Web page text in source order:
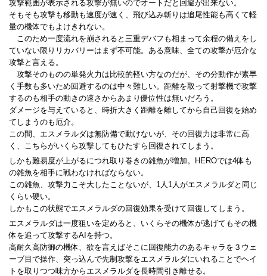
攻撃範囲が表示される攻撃が無いのでオートだと回避が出来ない。
そもそも攻撃も移動も速度が速く、飛び込み斬りは追尾性能も高くて軽
量の機体でもよけきれない。
このため一度流れを崩されると三重デバフも相まって余程の備えをし
ていない限りリカバリーはまず不可能。ある意味、全ての攻撃が厄介な
攻撃と言える。
攻撃そのものの単発火力は比較的軽い方なのだが、その分動作が素早
く手数も多いため回避するのは中々難しい。距離を取って射撃機で攻撃
するのも相手の動きの速さからあまり優位性は無いだろう。
ダメージを与えていると、時折大きく距離を離してから自己回復を始め
てしまうのも厄介。
この間、エスメラルダは無防備で動けないが、その回復力は非常に高
く、こちらがいくら攻撃してもひたすら回復されてしまう。
しかも難易度が上がるにつれ取り巻きの雑魚が増加。HEROでは4体も
の雑魚を相手に戦わなければならない。
この雑魚、攻撃力こそ大したことないが、1人1人がエスメラルダと同じ
くらい硬い。
しかもこの状態でエスメラルダの回復効果を受けて回復してしまう。
エスメラルダは一度狙いを定めると、いくらその機体が逃げてもその機
体を追って攻撃するAIを持つ。
高耐久高防御の機体、欲を言えばそこに回復能力のあるキャラを３ウェ
ーブ目で操作、突っ込んで先制攻撃をエスメラルダにいれることでヘイ
トを取りつつ味方からエスメラルダを長時間引き離せる。